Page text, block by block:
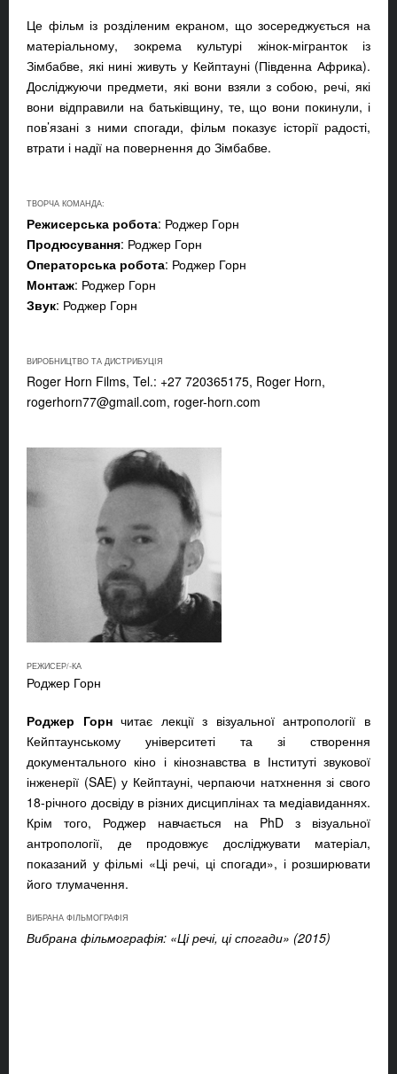
Це фільм із розділеним екраном, що зосереджується на
матеріальному, зокрема культурі жінок-мігранток із
Зімбабве, які нині живуть у Кейптауні (Південна Африка).
Досліджуючи предмети, які вони взяли з собою, речі, які
вони відправили на батьківщину, те, що вони покинули, і
пов’язані з ними спогади, фільм показує історії радості,
втрати і надії на повернення до Зімбабве.
ТВОРЧА КОМАНДА:
Режисерська робота: Роджер Горн
Продюсування: Роджер Горн
Операторська робота: Роджер Горн
Монтаж: Роджер Горн
Звук: Роджер Горн
ВИРОБНИЦТВО ТА ДИСТРИБУЦІЯ
Roger Horn Films, Tel.: +27 720365175, Roger Horn,
rogerhorn77@gmail.com, roger-horn.com
РЕЖИСЕР/-КА
Роджер Горн
Роджер Горнчитає лекції з візуальної антропології в
Кейптаунському університеті та зі створення
документального кіно і кінознавства в Інституті звукової
інженерії (SAE) у Кейптауні, черпаючи натхнення зі свого
18-річного досвіду в різних дисциплінах та медіавиданнях.
Крім того, Роджер навчається на PhD з візуальної
антропології, де продовжує досліджувати матеріал,
показаний у фільмі «Ці речі, ці спогади», і розширювати
його тлумачення.
ВИБРАНА ФІЛЬМОГРАФІЯ
Вибрана фільмографія: «Ці речі, ці спогади» (2015)